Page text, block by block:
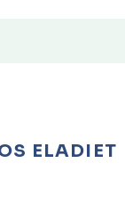
ELADIET